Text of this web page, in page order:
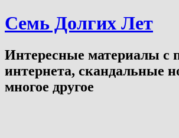
Семь Долгих Лет
Интересные материалы с
интернета, скандальные
многое другое